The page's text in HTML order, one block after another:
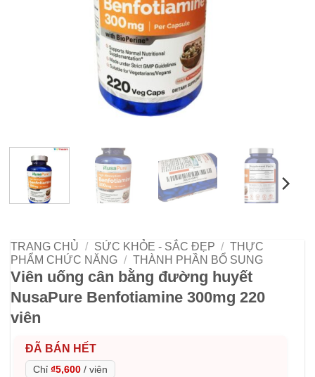
TRANG CHỦ / SỨC KHỎE - SẮC ĐẸP / THỰC
PHẨM CHỨC NĂNG / THÀNH PHẦN BỔ SUNG
Viên uống cân bằng đường huyết
NusaPure Benfotiamine 300mg 220
viên
ĐÃ BÁN HẾT
Chỉ ₫5,600 / viên